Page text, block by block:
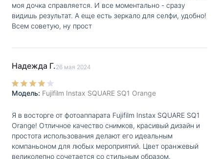
моя дочка справляется. И все моментально - сразу
видишь результат. А еще есть зеркало для селфи, удобно!
Всем советую, ну прост
Надежда Г.26 мая 2024
Модель: Fujifilm Instax SQUARE SQ1 Orange
Я в восторге от фотоаппарата Fujifilm Instax SQUARE SQ1
Orange! Отличное качество снимков, красивый дизайн и
простота использования делают его идеальным
компаньоном для любых мероприятий. Цвет оранжевый
великолепно сочетается со стильным образом.